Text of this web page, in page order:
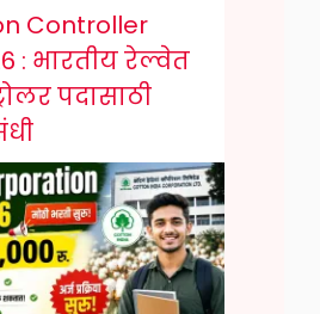
Controller
: भारतीय रेल्वेत
पदासाठी